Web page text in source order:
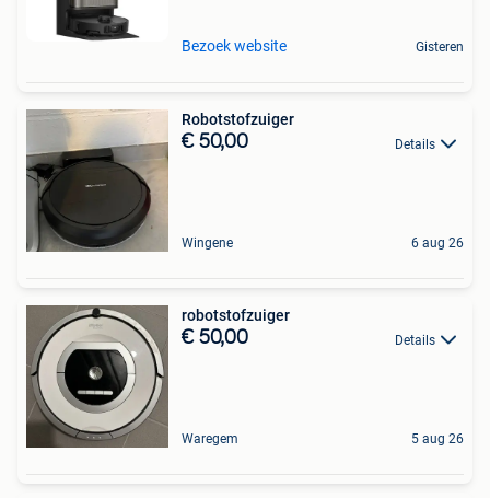
Bezoek website Gisteren
Robotstofzuiger
€ 50,00 Details
Wingene 6 aug 26
robotstofzuiger
€ 50,00 Details
Waregem 5 aug 26